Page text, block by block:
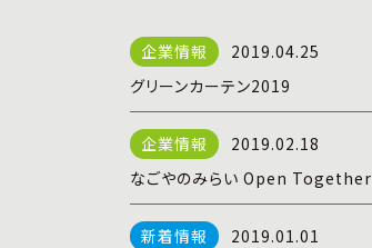
2019.04.25
グリーンカーテン2019
2019.02.18
なごやのみらい Open Together
2019.01.01